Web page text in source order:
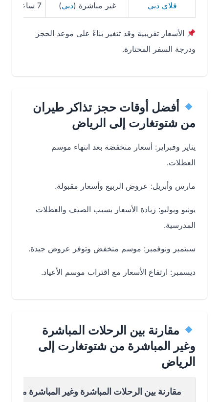
فلاي دبي غير مباشرة (دبي) 7 ساعات و50 دقيقة
الأسعار تقريبية وقد تتغير بناءً على موعد الحجز
ودرجة السفر المختارة.
أفضل أوقات حجز تذاكر طيران
من شتوتغارت إلى الرياض
يناير وفبراير: أسعار منخفضة بعد انتهاء موسم
العطلات.
مارس وأبريل: عروض الربيع وأسعار مقبولة.
يونيو ويوليو: زيادة الأسعار بسبب الصيف والعطلات
المدرسية.
سبتمبر ونوفمبر: موسم منخفض وتوفر عروض جيدة.
ديسمبر: ارتفاع الأسعار مع اقتراب موسم الأعياد.
مقارنة بين الرحلات المباشرة
وغير المباشرة من شتوتغارت إلى
الرياض
مقارنة بين الرحلات المباشرة وغير المباشرة من